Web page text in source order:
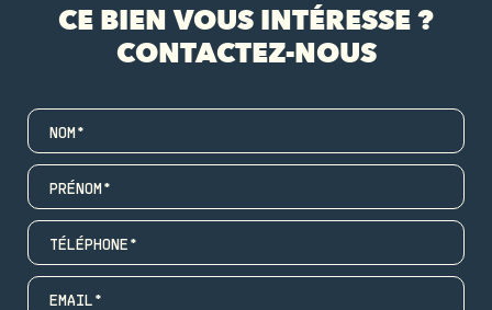
CE BIEN VOUS INTÉRESSE ?
CONTACTEZ-NOUS
NOM*
PRÉNOM*
TÉLÉPHONE*
EMAIL*